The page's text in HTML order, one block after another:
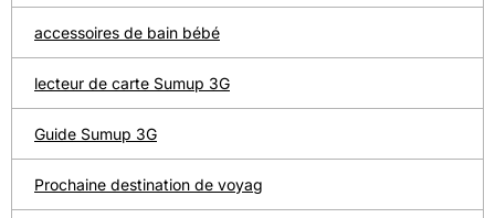
accessoires de bain bébé
lecteur de carte Sumup 3G
Guide Sumup 3G
Prochaine destination de voyag